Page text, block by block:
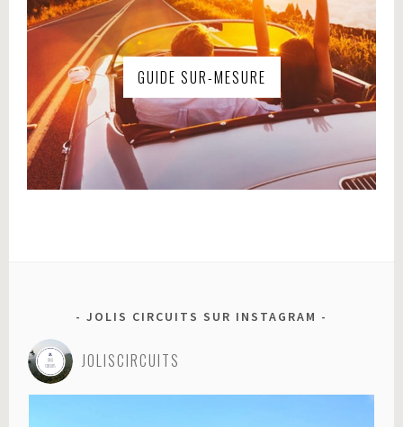
GUIDE SUR-MESURE
JOLIS CIRCUITS SUR INSTAGRAM
JOLISCIRCUITS